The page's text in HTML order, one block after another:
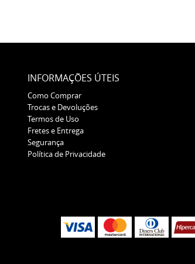
INFORMAÇÕES ÚTEIS
Como Comprar
Trocas e Devoluções
Termos de Uso
Fretes e Entrega
Segurança
Política de Privacidade